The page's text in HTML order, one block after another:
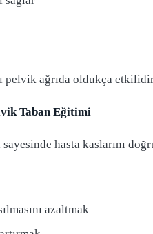
pelvik ağrıda oldukça
Taban Eğitimi
hasta kaslarını
azaltmak